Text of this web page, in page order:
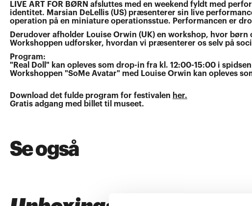
LIVE ART FOR BØRN afsluttes med en weekend fyldt med
identitet. Marsian DeLellis (US) præsenterer sin live
operation på en miniature operationsstue. Performancen er
Derudover afholder Louise Orwin (UK) en workshop, hvor
Workshoppen udforsker, hvordan vi præsenterer os selv på
Program:
"Real Doll" kan opleves som drop-in fra kl. 12:00-15:00 i
Workshoppen "SoMe Avatar" med Louise Orwin kan opleves
Download det fulde program for festivalen her.
Gratis adgang med billet til museet.
Se også